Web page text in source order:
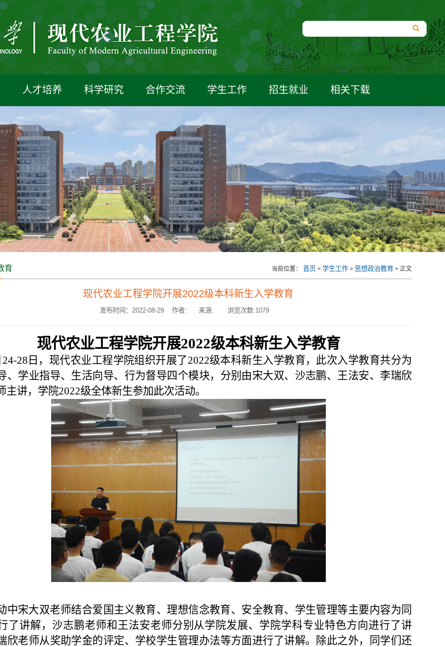
人才培养 科学研究 合作交流 学生工作 招生就业 相关下载
育 当前位置： 首页 > 学生工作 > 思想政治教育 > 正文
现代农业工程学院开展2022级本科新生入学教育
发布时间：2022-08-29 作者: 来源: 浏览次数:1079
现代农业工程学院开展2022级本科新生入学教育
24-28日，现代农业工程学院组织开展了2022级本科新生入学教育，此次入学教育共分为
、学业指导、生活向导、行为督导四个模块，分别由宋大双、沙志鹏、王法安、李瑞欣
主讲，学院2022级全体新生参加此次活动。
中宋大双老师结合爱国主义教育、理想信念教育、安全教育、学生管理等主要内容为同
了讲解，沙志鹏老师和王法安老师分别从学院发展、学院学科专业特色方向进行了讲
欣老师从奖助学金的评定、学校学生管理办法等方面进行了讲解。除此之外，同学们还